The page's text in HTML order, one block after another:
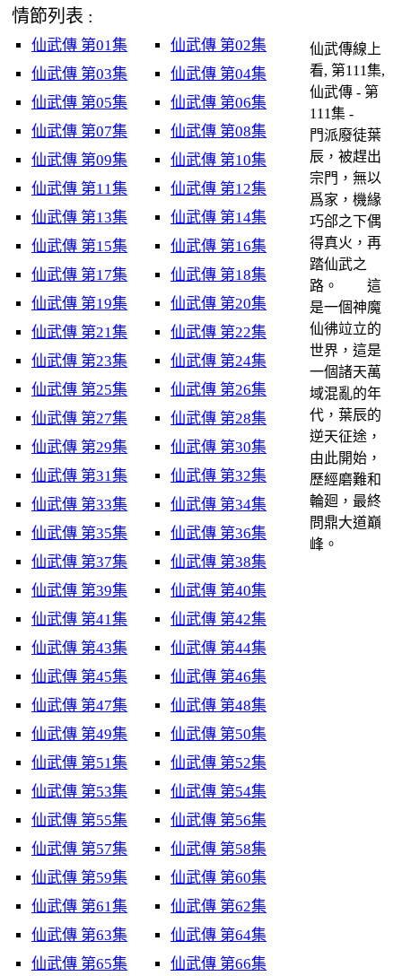
情節列表 :
仙武傳 第01集
仙武傳 第02集
仙武傳 第03集
仙武傳 第04集
仙武傳 第05集
仙武傳 第06集
仙武傳 第07集
仙武傳 第08集
仙武傳 第09集
仙武傳 第10集
仙武傳 第11集
仙武傳 第12集
仙武傳 第13集
仙武傳 第14集
仙武傳 第15集
仙武傳 第16集
仙武傳 第17集
仙武傳 第18集
仙武傳 第19集
仙武傳 第20集
仙武傳 第21集
仙武傳 第22集
仙武傳 第23集
仙武傳 第24集
仙武傳 第25集
仙武傳 第26集
仙武傳 第27集
仙武傳 第28集
仙武傳 第29集
仙武傳 第30集
仙武傳 第31集
仙武傳 第32集
仙武傳 第33集
仙武傳 第34集
仙武傳 第35集
仙武傳 第36集
仙武傳 第37集
仙武傳 第38集
仙武傳 第39集
仙武傳 第40集
仙武傳 第41集
仙武傳 第42集
仙武傳 第43集
仙武傳 第44集
仙武傳 第45集
仙武傳 第46集
仙武傳 第47集
仙武傳 第48集
仙武傳 第49集
仙武傳 第50集
仙武傳 第51集
仙武傳 第52集
仙武傳 第53集
仙武傳 第54集
仙武傳 第55集
仙武傳 第56集
仙武傳 第57集
仙武傳 第58集
仙武傳 第59集
仙武傳 第60集
仙武傳 第61集
仙武傳 第62集
仙武傳 第63集
仙武傳 第64集
仙武傳 第65集
仙武傳 第66集
仙武傳線上
看, 第111集,
仙武傳 - 第
111集 -
門派廢徒葉
辰，被趕出
宗門，無以
爲家，機緣
巧郃之下偶
得真火，再
踏仙武之
路。 這
是一個神魔
仙彿竝立的
世界，這是
一個諸天萬
域混亂的年
代，葉辰的
逆天征途，
由此開始，
歷經磨難和
輪廻，最終
問鼎大道巔
峰。